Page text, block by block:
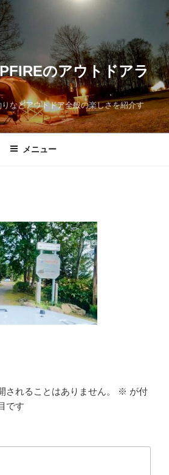
のアウトドアラ
などアウトドア全般の楽しさを紹介す
メニュー
されることはありません。 ※ が付
です